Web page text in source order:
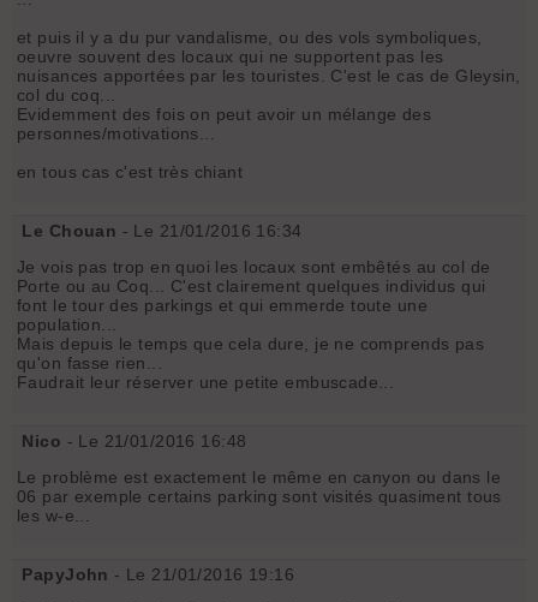
et puis il y a du pur vandalisme, ou des vols symboliques,
oeuvre souvent des locaux qui ne supportent pas les
nuisances apportées par les touristes. C'est le cas de Gleysin,
col du coq...
Evidemment des fois on peut avoir un mélange des
personnes/motivations...
en tous cas c'est très chiant
Le Chouan - Le 21/01/2016 16:34
Je vois pas trop en quoi les locaux sont embêtés au col de
Porte ou au Coq... C'est clairement quelques individus qui
font le tour des parkings et qui emmerde toute une
population...
Mais depuis le temps que cela dure, je ne comprends pas
qu'on fasse rien...
Faudrait leur réserver une petite embuscade...
Nico - Le 21/01/2016 16:48
Le problème est exactement le même en canyon ou dans le
06 par exemple certains parking sont visités quasiment tous
les w-e...
PapyJohn - Le 21/01/2016 19:16